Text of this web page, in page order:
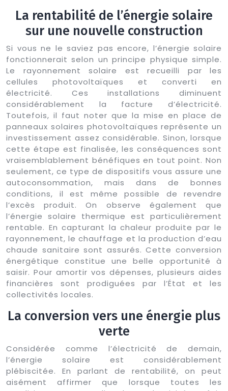
La rentabilité de l’énergie solaire
sur une nouvelle construction
Si vous ne le saviez pas encore, l’énergie solaire
fonctionnerait selon un principe physique simple.
Le rayonnement solaire est recueilli par les
cellules photovoltaïques et converti en
électricité. Ces installations diminuent
considérablement la facture d’électricité.
Toutefois, il faut noter que la mise en place de
panneaux solaires photovoltaïques représente un
investissement assez considérable. Sinon, lorsque
cette étape est finalisée, les conséquences sont
vraisemblablement bénéfiques en tout point. Non
seulement, ce type de dispositifs vous assure une
autoconsommation, mais dans de bonnes
conditions, il est même possible de revendre
l’excès produit. On observe également que
l’énergie solaire thermique est particulièrement
rentable. En capturant la chaleur produite par le
rayonnement, le chauffage et la production d’eau
chaude sanitaire sont assurés. Cette conversion
énergétique constitue une belle opportunité à
saisir. Pour amortir vos dépenses, plusieurs aides
financières sont prodiguées par l’État et les
collectivités locales.
La conversion vers une énergie plus
verte
Considérée comme l’électricité de demain,
l’énergie solaire est considérablement
plébiscitée. En parlant de rentabilité, on peut
aisément affirmer que lorsque toutes les